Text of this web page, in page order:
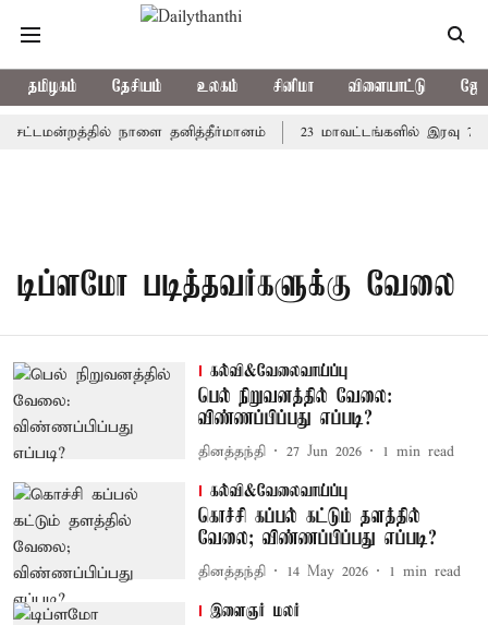
தமிழகம் தேசியம் உலகம் சினிமா விளையாட்டு
சட்டமன்றத்தில் நாளை தனித்தீர்மானம் 23 மாவட்டங்களில் இரவு
டிப்ளமோ படித்தவர்களுக்கு வேலை
கல்வி&வேலைவாய்ப்பு
பெல் நிறுவனத்தில் வேலை:
விண்ணப்பிப்பது எப்படி?
தினத்தந்தி 27 Jun 2026 1 min read
கல்வி&வேலைவாய்ப்பு
கொச்சி கப்பல் கட்டும் தளத்தில்
வேலை; விண்ணப்பிப்பது எப்படி?
தினத்தந்தி 14 May 2026 1 min read
இளைஞர் மலர்